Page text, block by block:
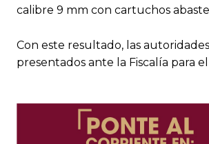
calibre 9 mm con cartuchos
Con este resultado, las
presentados ante la Fiscalía para